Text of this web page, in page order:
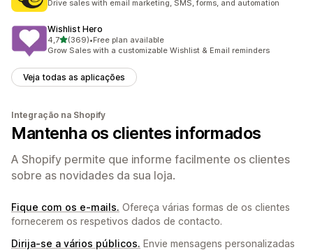
Drive sales with email marketing, SMS, forms, and automation
Wishlist Hero
4,7de 5 estrelas
(369)
369 total de avaliações
•Free plan available
Grow Sales with a customizable Wishlist & Email reminders
Veja todas as aplicações
Integração na Shopify
Mantenha os clientes informados
A Shopify permite que informe facilmente os clientes
sobre as novidades da sua loja.
Fique com os e-mails. Ofereça várias formas de os clientes
fornecerem os respetivos dados de contacto.
Dirija-se a vários públicos. Envie mensagens personalizadas